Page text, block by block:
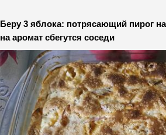
Беру 3 яблока: потрясающий пирог
на аромат сбегутся соседи